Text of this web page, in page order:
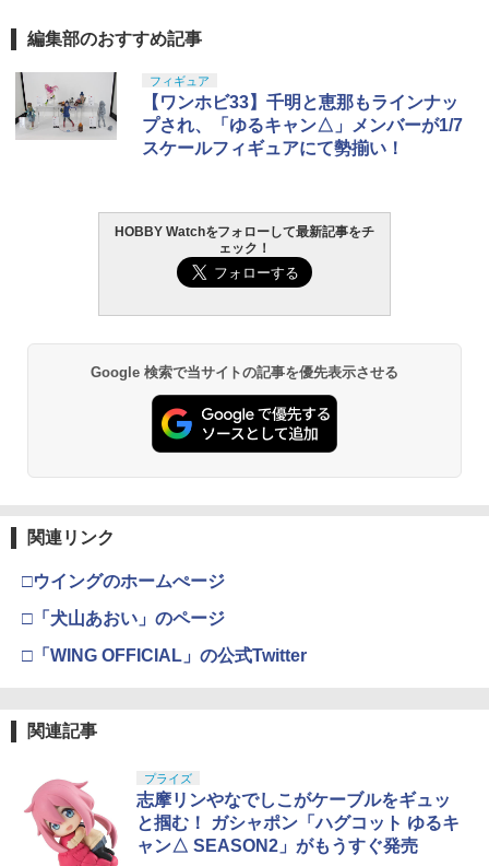
編集部のおすすめ記事
フィギュア
【ワンホビ33】千明と恵那もラインナッ
プされ、「ゆるキャン△」メンバーが1/7
スケールフィギュアにて勢揃い！
HOBBY Watchをフォローして最新記事をチ
ェック！
Google 検索で当サイトの記事を優先表示させる
関連リンク
□ウイングのホームぺージ
□「犬山あおい」のページ
□「WING OFFICIAL」の公式Twitter
関連記事
プライズ
志摩リンやなでしこがケーブルをギュッ
と掴む！ ガシャポン「ハグコット ゆるキ
ャン△ SEASON2」がもうすぐ発売